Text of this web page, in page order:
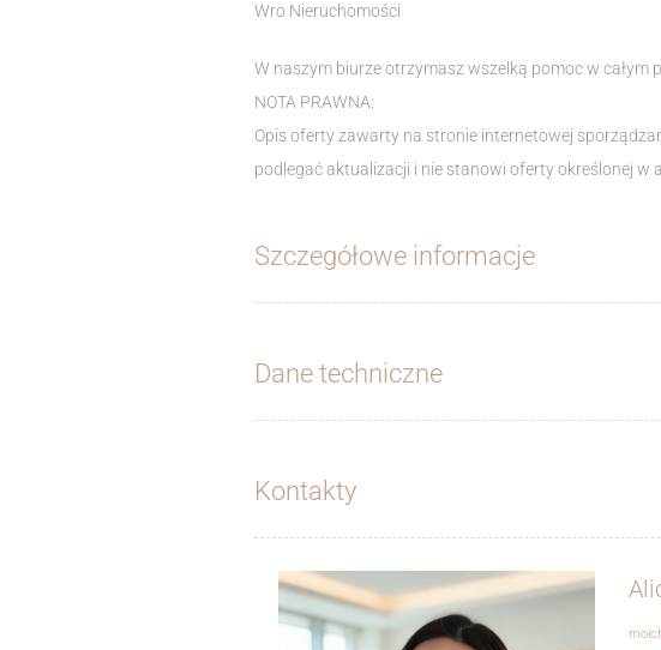
Wro Nieruchomości
W naszym biurze otrzymasz wszelką pomoc w całym
NOTA PRAWNA:
Opis oferty zawarty na stronie internetowej
podlegać aktualizacji i nie stanowi oferty określonej w
Szczegółowe informacje
Dane techniczne
Kontakty